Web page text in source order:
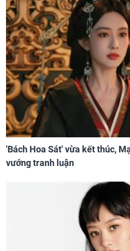
'Bách Hoa Sát' vừa kết thúc,
vướng tranh luận